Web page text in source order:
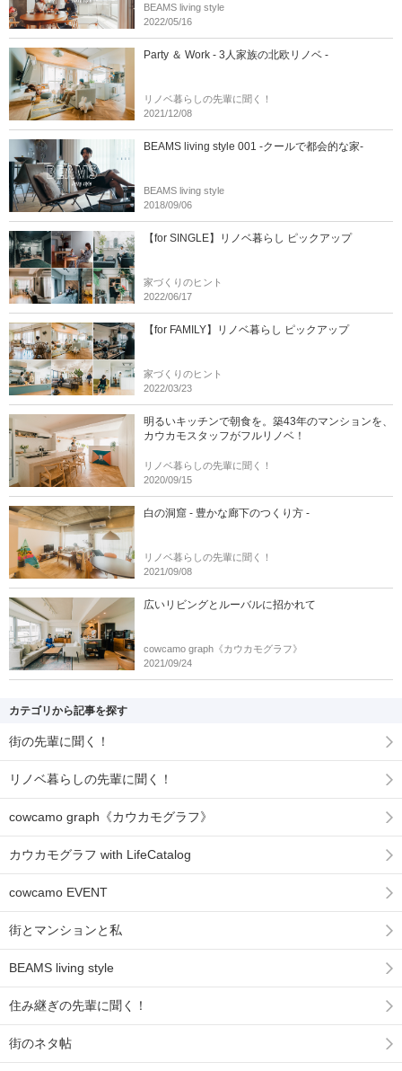
BEAMS living style
2022/05/16
Party ＆ Work - 3人家族の北欧リノベ -
リノベ暮らしの先輩に聞く！
2021/12/08
BEAMS living style 001 -クールで都会的な家-
BEAMS living style
2018/09/06
【for SINGLE】リノベ暮らし ピックアップ
家づくりのヒント
2022/06/17
【for FAMILY】リノベ暮らし ピックアップ
家づくりのヒント
2022/03/23
明るいキッチンで朝食を。築43年のマンションを、
カウカモスタッフがフルリノベ！
リノベ暮らしの先輩に聞く！
2020/09/15
白の洞窟 - 豊かな廊下のつくり方 -
リノベ暮らしの先輩に聞く！
2021/09/08
広いリビングとルーバルに招かれて
cowcamo graph《カウカモグラフ》
2021/09/24
カテゴリから記事を探す
街の先輩に聞く！
リノベ暮らしの先輩に聞く！
cowcamo graph《カウカモグラフ》
カウカモグラフ with LifeCatalog
cowcamo EVENT
街とマンションと私
BEAMS living style
住み継ぎの先輩に聞く！
街のネタ帖